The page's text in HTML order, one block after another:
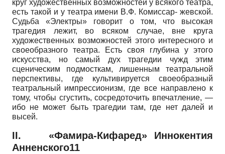
круг художественных возможностей у всякого театра,
есть такой и у театра имени В.Ф. Комиссар- жевской.
Судьба «Электры» говорит о том, что высокая
трагедия лежит, во всяком случае, вне круга
художественных возможностей этого интересного и
своеобразного театра. Есть своя глубина у этого
искусства, но самый дух трагедии чужд этим
сценическим подмосткам, лишенным театральной
перспективы, где культивируется своеобразный
театральный импрессионизм, где все направлено к
тому, чтобы сгустить, сосредоточить впечатление, —
ибо не может быть трагедии там, где нет далей и
высей.
II. «Фамира-Кифаред» Иннокентия
Анненского11